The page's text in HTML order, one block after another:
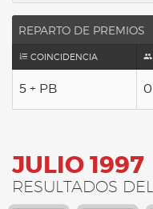
REPARTO DE PREMIOS
COINCIDENCIA
5 + PB 0
JULIO 1997
RESULTADOS